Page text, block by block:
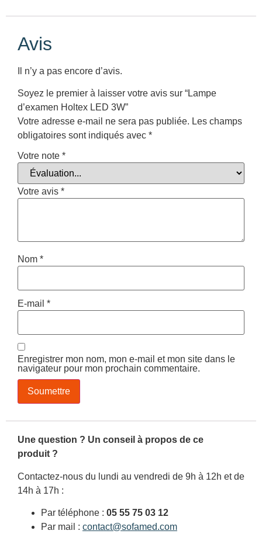
Avis
Il n’y a pas encore d’avis.
Soyez le premier à laisser votre avis sur “Lampe
d’examen Holtex LED 3W”
Votre adresse e-mail ne sera pas publiée. Les champs
obligatoires sont indiqués avec *
Votre note *
Votre avis *
Nom *
E-mail *
Enregistrer mon nom, mon e-mail et mon site dans le
navigateur pour mon prochain commentaire.
Une question ? Un conseil à propos de ce
produit ?
Contactez-nous du lundi au vendredi de 9h à 12h et de
14h à 17h :
Par téléphone : 05 55 75 03 12
Par mail : contact@sofamed.com